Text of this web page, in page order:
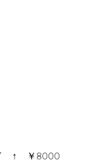
　↑　￥8000